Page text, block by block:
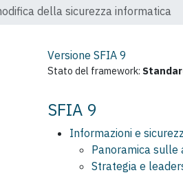
sito
della sicurezza informatica
Versione SFIA 9
Stato del framework:
SFIA 9
Informazioni e
Panoramica sulle
Strategia e